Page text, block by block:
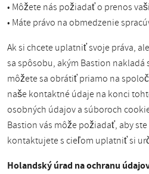
• Môžete nás požiadať o prenos
• Máte právo na obmedzenie
Ak si chcete uplatniť svoje práva,
sa spôsobu, akým Bastion
môžete sa obrátiť priamo na
naše kontaktné údaje na konci
osobných údajov a súboroch
Bastion vás môže požiadať, aby
kontaktujete s cieľom uplatniť si
Holandský úrad na ochranu